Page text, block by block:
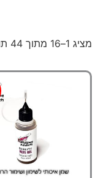
מציג 1–16 מתוך 44 תוצאות